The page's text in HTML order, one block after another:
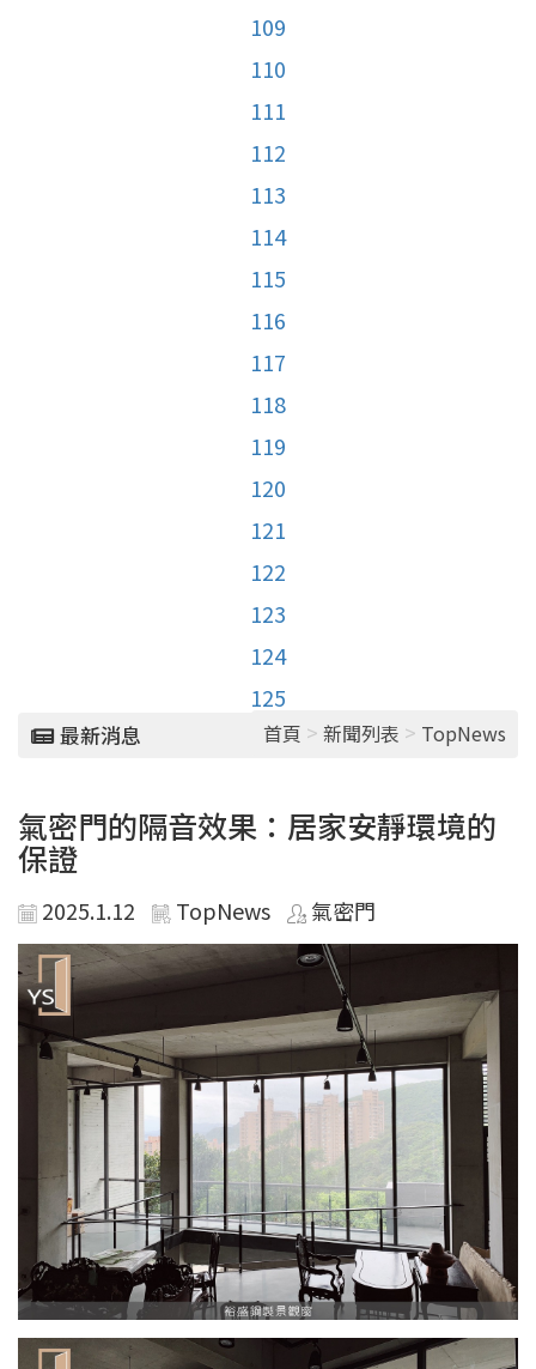
109
110
111
112
113
114
115
116
117
118
119
120
121
122
123
124
125
最新消息 首頁 > 新聞列表 > TopNews
氣密門的隔音效果：居家安靜環境的
保證
2025.1.12 TopNews 氣密門